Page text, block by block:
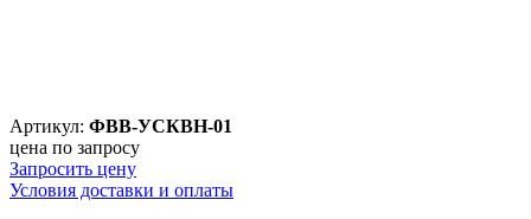
Артикул: ФВВ-УСКВН-01
цена по запросу
Запросить цену
Условия доставки и оплаты